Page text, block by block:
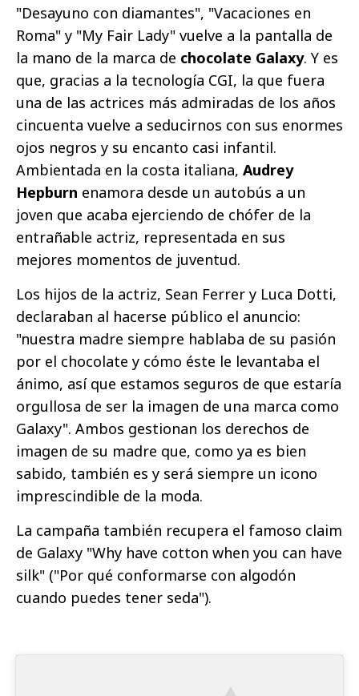
"Desayuno con diamantes", "Vacaciones en
Roma" y "My Fair Lady" vuelve a la pantalla de
la mano de la marca de chocolate Galaxy. Y es
que, gracias a la tecnología CGI, la que fuera
una de las actrices más admiradas de los años
cincuenta vuelve a seducirnos con sus enormes
ojos negros y su encanto casi infantil.
Ambientada en la costa italiana, Audrey
Hepburn enamora desde un autobús a un
joven que acaba ejerciendo de chófer de la
entrañable actriz, representada en sus
mejores momentos de juventud.
Los hijos de la actriz, Sean Ferrer y Luca Dotti,
declaraban al hacerse público el anuncio:
"nuestra madre siempre hablaba de su pasión
por el chocolate y cómo éste le levantaba el
ánimo, así que estamos seguros de que estaría
orgullosa de ser la imagen de una marca como
Galaxy". Ambos gestionan los derechos de
imagen de su madre que, como ya es bien
sabido, también es y será siempre un icono
imprescindible de la moda.
La campaña también recupera el famoso claim
de Galaxy "Why have cotton when you can have
silk" ("Por qué conformarse con algodón
cuando puedes tener seda").